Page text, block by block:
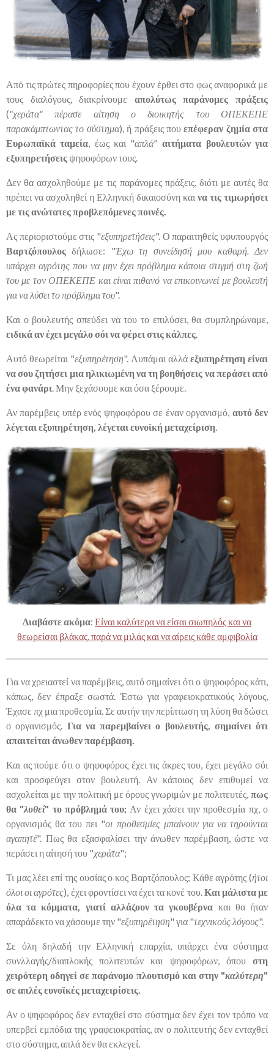
Από τις πρώτες πηροφορίες που έχουν έρθει στο φως αναφορικά με
τους διαλόγους, διακρίνουμε απολύτως παράνομες πράξεις
("χεράτα" πέρασε αίτηση ο διοικητής του ΟΠΕΚΕΠΕ
παρακάμπτωντας το σύστημα), ή πράξεις πουεπέφεραν ζημία στα
Ευρωπαϊκά ταμεία, έως και "απλά"αιτήματα βουλευτών για
εξυπηρετήσειςψηφοφόρων τους.
Δεν θα ασχοληθούμε με τις παράνομες πράξεις, διότι με αυτές θα
πρέπει να ασχοληθεί η Ελληνική δικαιοσύνη και να τις τιμωρήσει
με τις ανώτατες προβλεπόμενες ποινές.
Ας περιοριστούμε στις "εξυπηρετήσεις". Ο παραιτηθείς υφυπουργός
Βαρτζόπουλος δήλωσε: "Έχω τη συνείδησή μου καθαρή.Δεν
υπάρχει αγρότης που να μην έχει πρόβλημα κάποια στιγμή στη ζωή
του με τον ΟΠΕΚΕΠΕ και είναι πιθανό να επικοινωνεί με βουλευτή
για να λύσει το πρόβλημα του".
Και ο βουλευτής σπεύδει να του το επιλύσει, θα συμπληρώναμε,
ειδικά αν έχει μεγάλο σόι να φέρει στις κάλπες.
Αυτό θεωρείται "εξυπηρέτηση". Λυπάμαι αλλά εξυπηρέτηση είναι
να σου ζητήσει μια ηλικιωμένη να τη βοηθήσεις να περάσει από
ένα φανάρι. Μην ξεχάσουμε και όσα ξέρουμε.
Αν παρέμβεις υπέρ ενός ψηφοφόρου σε έναν οργανισμό, αυτό δεν
λέγεται εξυπηρέτηση, λέγεται ευνοϊκή μεταχείριση.
Διαβάστε ακόμα: Είναι καλύτερα να είσαι σιωπηλός και να
θεωρείσαι βλάκας, παρά να μιλάς και να αίρεις κάθε αμφιβολία
Για να χρειαστεί να παρέμβεις, αυτό σημαίνει ότι ο ψηφοφόρος κάτι,
κάπως, δεν έπραξε σωστά. Έστω για γραφειοκρατικούς λόγους,
Έχασε πχ μια προθεσμία. Σε αυτήν την περίπτωση τη λύση θα δώσει
ο οργανισμός. Για να παρεμβαίνει ο βουλευτής, σημαίνει ότι
απαιτείται άνωθεν παρέμβαση.
Και ας πούμε ότι ο ψηφοφόρος έχει τις άκρες του, έχει μεγάλο σόι
και προσφεύγει στον βουλευτή. Αν κάποιος δεν επιθυμεί να
ασχολείται με την πολιτική με όρους γνωριμών με πολιτευτές, πως
θα "λυθεί" το πρόβλημά του; Αν έχει χάσει την προθεσμία πχ, ο
οργανισμός θα του πει "οι προθεσμίες μπαίνουν για να τηρούνται
αγαπητέ". Πως θα εξασφαλίσει την άνωθεν παρέμβαση, ώστε να
περάσει η αίτησή του "χεράτα";
Τι μας λέει επί της ουσίας ο κος Βαρτζόπουλος; Κάθε αγρότης (ήτοι
όλοι οι αγρότες), έχει φροντίσει να έχει τα κονέ του. Και μάλιστα με
όλα τα κόμματα, γιατί αλλάζουν τα γκουβέρνα και θα ήταν
απαράδεκτο να χάσουμε την "εξυπηρέτηση" για "τεχνικούς λόγους".
Σε όλη δηλαδή την Ελληνική επαρχία, υπάρχει ένα σύστημα
συνλλαγής/διαπλοκής πολιτευτών και ψηφοφόρων, όπου στη
χειρότερη οδηγεί σε παράνομο πλουτισμό και στην "καλύτερη"
σε απλές ευνοϊκές μεταχειρίσεις.
Αν ο ψηφοφόρος δεν ενταχθεί στο σύστημα δεν έχει τον τρόπο να
υπερβεί εμπόδια της γραφειοκρατίας, αν ο πολιτευτής δεν ενταχθεί
στο σύστημα, απλά δεν θα εκλεγεί.